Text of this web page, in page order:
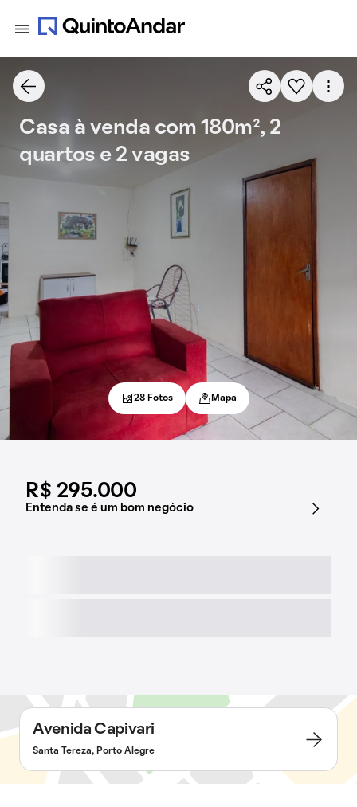
R$ 295.000
Entenda se é um bom negócio
Casa à venda com 180m², 2
quartos e 2 vagas
28 Fotos Mapa
Avenida Capivari
Santa Tereza, Porto Alegre